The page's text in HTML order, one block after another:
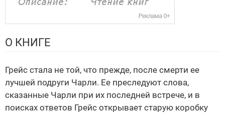
О КНИГЕ
Грейс стала не той, что прежде, после смерти ее
лучшей подруги Чарли. Ее преследуют слова,
сказанные Чарли при их последней встрече, и в
поисках ответов Грейс открывает старую коробку